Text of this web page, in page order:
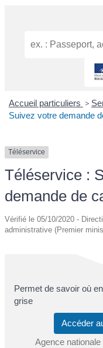
Accueil particuliers >
Suivez votre demande
Téléservice
Téléservice :
demande de
Vérifié le 05/10/2020 -
administrative (Premier
Permet de savoir où
grise
Accéder
Agence